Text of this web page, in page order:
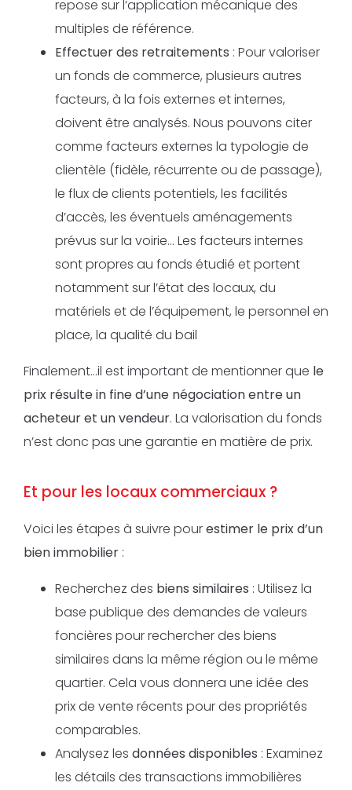
repose sur l’application mécanique des
multiples de référence.
Effectuer des retraitements : Pour valoriser
un fonds de commerce, plusieurs autres
facteurs, à la fois externes et internes,
doivent être analysés. Nous pouvons citer
comme facteurs externes la typologie de
clientèle (fidèle, récurrente ou de passage),
le flux de clients potentiels, les facilités
d’accès, les éventuels aménagements
prévus sur la voirie… Les facteurs internes
sont propres au fonds étudié et portent
notamment sur l’état des locaux, du
matériels et de l’équipement, le personnel en
place, la qualité du bail
Finalement…il est important de mentionner que le
prix résulte in fine d’une négociation entre un
acheteur et un vendeur. La valorisation du fonds
n’est donc pas une garantie en matière de prix.
Et pour les locaux commerciaux ?
Voici les étapes à suivre pourestimer le prix d’un
bien immobilier :
Recherchez des biens similaires : Utilisez la
base publique des demandes de valeurs
foncières pour rechercher des biens
similaires dans la même région ou le même
quartier. Cela vous donnera une idée des
prix de vente récents pour des propriétés
comparables.
Analysez les données disponibles : Examinez
les détails des transactions immobilières